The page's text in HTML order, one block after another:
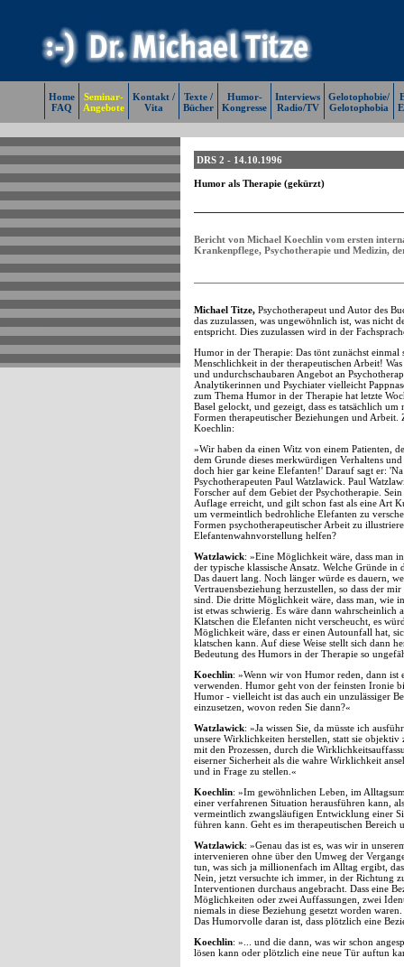
Home
FAQ
Seminar-
Angebote
Kontakt /
Vita
Texte /
Bücher
Humor-
Kongresse
Interviews
Radio/TV
Gelotophobie/
Gelotophobia
DRS 2 - 14.10.1996
Humor als Therapie (gekürzt)
Bericht von Michael Koechlin vom ersten
Krankenpflege, Psychotherapie und Medizin,
Michael Titze, Psychotherapeut und Autor des
das zuzulassen, was ungewöhnlich ist, was nicht
entspricht. Dies zuzulassen wird in der
Humor in der Therapie: Das tönt zunächst
Menschlichkeit in der therapeutischen Arbeit!
und undurchschaubaren Angebot an
Analytikerinnen und Psychiater vielleicht
zum Thema Humor in der Therapie hat letzte
Basel gelockt, und gezeigt, dass es tatsächlich
Formen therapeutischer Beziehungen und
Koechlin:
»Wir haben da einen Witz von einem Patienten,
dem Grunde dieses merkwürdigen Verhaltens
doch hier gar keine Elefanten!' Darauf sagt er:
Psychotherapeuten Paul Watzlawick. Paul
Forscher auf dem Gebiet der Psychotherapie.
Auflage erreicht, und gilt schon fast als eine Art
um vermeintlich bedrohliche Elefanten zu
Formen psychotherapeutischer Arbeit zu
Elefantenwahnvorstellung helfen?
Watzlawick: »Eine Möglichkeit wäre, dass man
der typische klassische Ansatz. Welche Gründe
Das dauert lang. Noch länger würde es dauern,
Vertrauensbeziehung herzustellen, so dass der
sind. Die dritte Möglichkeit wäre, dass man, wie
ist etwas schwierig. Es wäre dann wahrscheinlich
Klatschen die Elefanten nicht verscheucht, es
Möglichkeit wäre, dass er einen Autounfall hat,
klatschen kann. Auf diese Weise stellt sich dann
Bedeutung des Humors in der Therapie so
Koechlin: »Wenn wir von Humor reden, dann ist
verwenden. Humor geht von der feinsten Ironie
Humor - vielleicht ist das auch ein unzulässiger
einzusetzen, wovon reden Sie dann?«
Watzlawick: »Ja wissen Sie, da müsste ich
unsere Wirklichkeiten herstellen, statt sie objektiv
mit den Prozessen, durch die
eiserner Sicherheit als die wahre Wirklichkeit
und in Frage zu stellen.«
Koechlin: »Im gewöhnlichen Leben, im
einer verfahrenen Situation herausführen kann,
vermeintlich zwangsläufigen Entwicklung einer
führen kann. Geht es im therapeutischen Bereich
Watzlawick: »Genau das ist es, was wir in
intervenieren ohne über den Umweg der
tun, was sich ja millionenfach im Alltag ergibt,
Nein, jetzt versuchte ich immer, in der Richtung
Interventionen durchaus angebracht. Dass eine
Möglichkeiten oder zwei Auffassungen, zwei
niemals in diese Beziehung gesetzt worden
Das Humorvolle daran ist, dass plötzlich eine
Koechlin: »... und die dann, was wir schon
lösen kann oder plötzlich eine neue Tür auftun